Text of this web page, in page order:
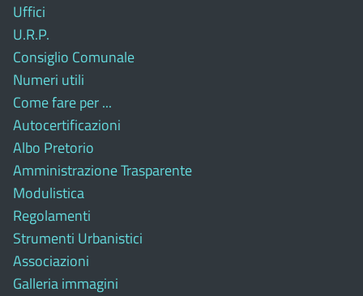
Uffici
U.R.P.
Consiglio Comunale
Numeri utili
Come fare per ...
Autocertificazioni
Albo Pretorio
Amministrazione Trasparente
Modulistica
Regolamenti
Strumenti Urbanistici
Associazioni
Galleria immagini